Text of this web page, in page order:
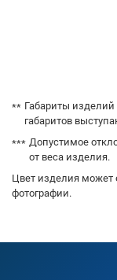
Габариты
габаритов
Допустимое
от веса изделия.
Цвет изделия может
фотографии.